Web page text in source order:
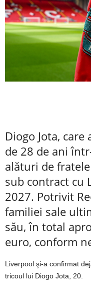
Diogo Jota,
de 28 de ani
alături de
sub contract cu
2027. Potrivit
familiei sale
său, în total
euro, conform
Liverpool şi-a confirmat
tricoul lui Diogo Jota, 20.